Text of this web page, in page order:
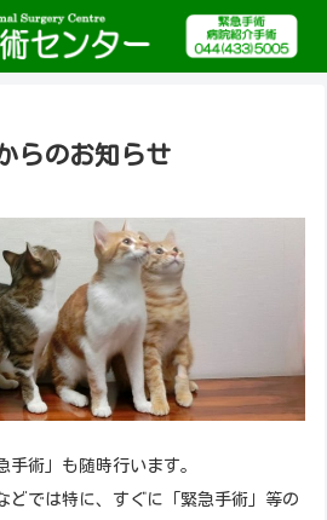
らのお知らせ
手術」も随時行います。
どでは特に、すぐに「緊急手術」等の